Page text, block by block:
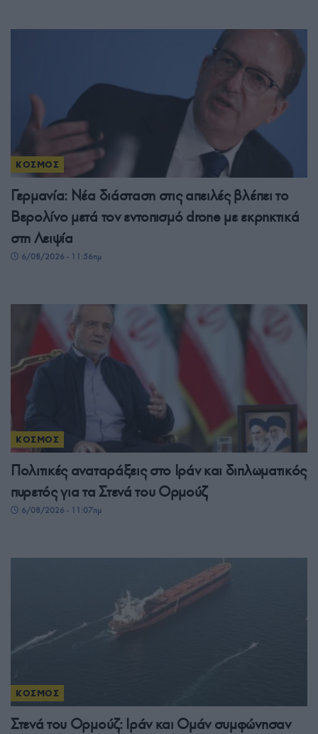
ΚΟΣΜΟΣ
Γερμανία: Νέα διάσταση στις απειλές βλέπει το
Βερολίνο μετά τον εντοπισμό drone με εκρηκτικά
στη Λειψία
6/08/2026 - 11:56πμ
ΚΟΣΜΟΣ
Πολιτικές αναταράξεις στο Ιράν και διπλωματικός
πυρετός για τα Στενά του Ορμούζ
6/08/2026 - 11:07πμ
ΚΟΣΜΟΣ
Στενά του Ορμούζ: Ιράν και Ομάν συμφώνησαν